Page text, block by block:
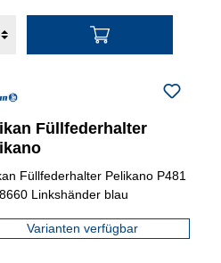
Füllfederhalter
Füllfederhalter Pelikano P481
Linkshänder blau
Varianten verfügbar